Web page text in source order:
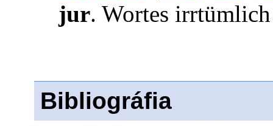
jur. Wortes
Bibliográfia